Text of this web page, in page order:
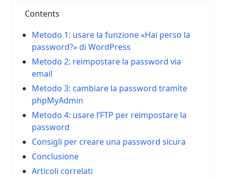
Contents
Metodo 1: usare la funzione «Hai perso la
password?» di WordPress
Metodo 2: reimpostare la password via
email
Metodo 3: cambiare la password tramite
phpMyAdmin
Metodo 4: usare l’FTP per reimpostare la
password
Consigli per creare una password sicura
Conclusione
Articoli correlati